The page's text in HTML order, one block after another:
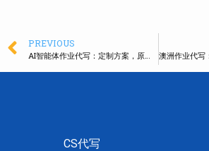
PREVIOUS
CS代写